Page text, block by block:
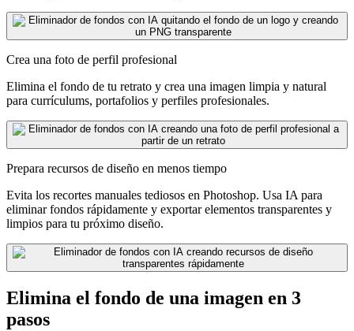
Crea una foto de perfil profesional
Elimina el fondo de tu retrato y crea una imagen limpia y natural
para currículums, portafolios y perfiles profesionales.
Prepara recursos de diseño en menos tiempo
Evita los recortes manuales tediosos en Photoshop. Usa IA para
eliminar fondos rápidamente y exportar elementos transparentes y
limpios para tu próximo diseño.
Elimina el fondo de una imagen en 3
pasos